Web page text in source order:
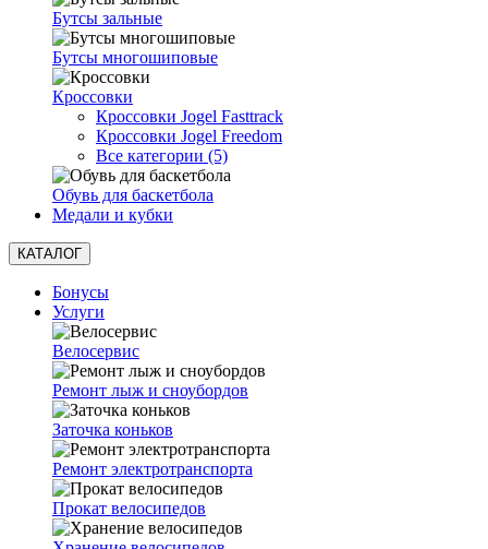
Бутсы зальные
Бутсы многошиповые
Кроссовки
Кроссовки Jogel Fasttrack
Кроссовки Jogel Freedom
Все категории (5)
Обувь для баскетбола
Медали и кубки
КАТАЛОГ
Бонусы
Услуги
Велосервис
Ремонт лыж и сноубордов
Заточка коньков
Ремонт электротранспорта
Прокат велосипедов